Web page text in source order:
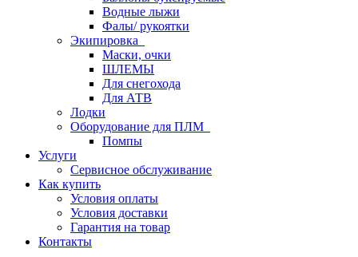
Водные лыжи
Фалы/ рукоятки
Экипировка
Маски, очки
ШЛЕМЫ
Для снегохода
Для АТВ
Лодки
Оборудование для ПЛМ
Помпы
Услуги
Сервисное обслуживание
Как купить
Условия оплаты
Условия доставки
Гарантия на товар
Контакты